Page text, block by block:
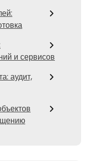
и сервисов
аудит,